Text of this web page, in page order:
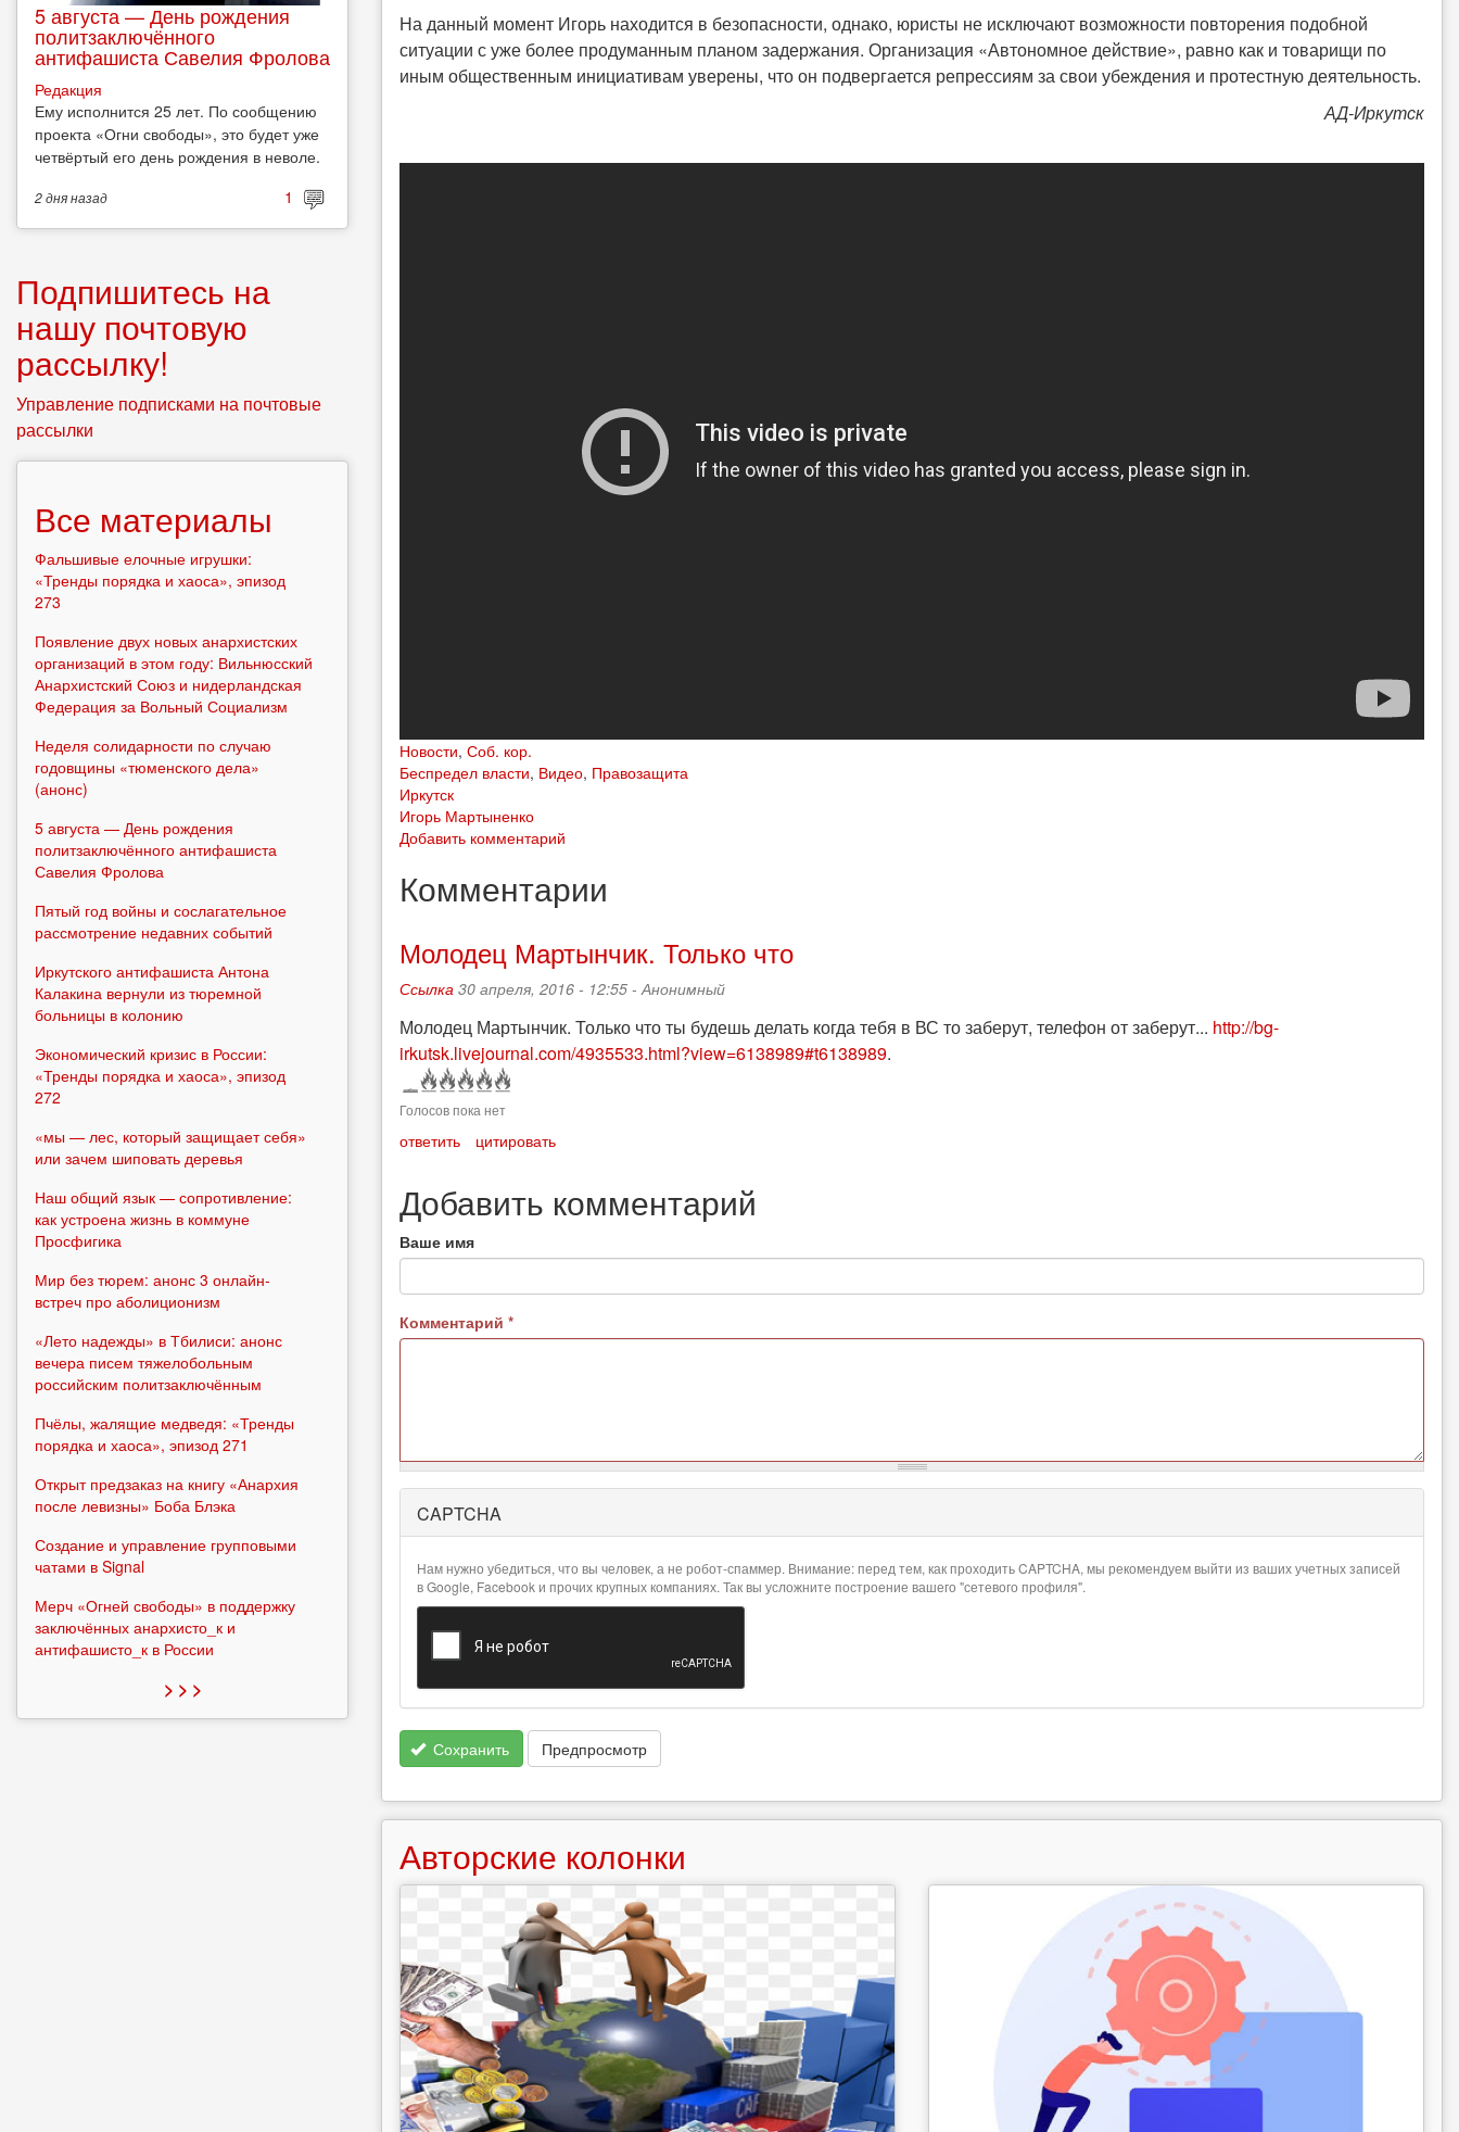
На данный момент Игорь находится в безопасности, однако, юристы не исключают возможности повторения подобной
ситуации с уже более продуманным планом задержания. Организация «Автономное действие», равно как и товарищи по
иным общественным инициативам уверены, что он подвергается репрессиям за свои убеждения и протестную деятельность.
АД-Иркутск
Новости, Соб. кор.
Беспредел власти, Видео, Правозащита
Иркутск
Игорь Мартыненко
Добавить комментарий
Комментарии
Молодец Мартынчик. Только что
Ссылка 30 апреля, 2016 - 12:55 -Анонимный
Молодец Мартынчик. Только что ты будешь делать когда тебя в ВС то заберут, телефон от заберут... http://bg-
irkutsk.livejournal.com/4935533.html?view=6138989#t6138989.
Голосов пока нет
ответить цитировать
Добавить комментарий
Ваше имя
Комментарий *
информация
CAPTCHA
Нам нужно убедиться, что вы человек, а не робот-спаммер. Внимание: перед тем, как проходить CAPTCHA, мы рекомендуем выйти из ваших учетных записей
в Google, Facebook и прочих крупных компаниях. Так вы усложните построение вашего "сетевого профиля".
Сохранить Предпросмотр
Авторские колонки
5 августа — День рождения
политзаключённого
антифашиста Савелия Фролова
Редакция
Ему исполнится 25 лет. По сообщению
проекта «Огни свободы», это будет уже
четвёртый его день рождения в неволе.
2 дняназад 1
Подпишитесь на
нашу почтовую
рассылку!
Управление подписками на почтовые
рассылки
Все материалы
Фальшивые елочные игрушки:
«Тренды порядка и хаоса», эпизод
273
Появление двух новых анархистских
организаций в этом году: Вильнюсский
Анархистский Союз и нидерландская
Федерация за Вольный Социализм
Неделя солидарности по случаю
годовщины «тюменского дела»
(анонс)
5 августа — День рождения
политзаключённого антифашиста
Савелия Фролова
Пятый год войны и сослагательное
рассмотрение недавних событий
Иркутского антифашиста Антона
Калакина вернули из тюремной
больницы в колонию
Экономический кризис в России:
«Тренды порядка и хаоса», эпизод
272
«мы — лес, который защищает себя»
или зачем шиповать деревья
Наш общий язык — сопротивление:
как устроена жизнь в коммуне
Просфигика
Мир без тюрем: анонс 3 онлайн-
встреч про аболиционизм
«Лето надежды» в Тбилиси: анонс
вечера писем тяжелобольным
российским политзаключённым
Пчёлы, жалящие медведя: «Тренды
порядка и хаоса», эпизод 271
Открыт предзаказ на книгу «Анархия
после левизны» Боба Блэка
Создание и управление групповыми
чатами в Signal
Мерч «Огней свободы» в поддержку
заключённых анархисто_к и
антифашисто_к в России
> > >